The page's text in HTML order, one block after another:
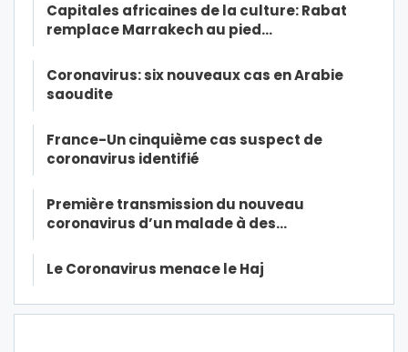
Capitales africaines de la culture: Rabat
remplace Marrakech au pied…
Coronavirus: six nouveaux cas en Arabie
saoudite
France-Un cinquième cas suspect de
coronavirus identifié
Première transmission du nouveau
coronavirus d’un malade à des…
Le Coronavirus menace le Haj